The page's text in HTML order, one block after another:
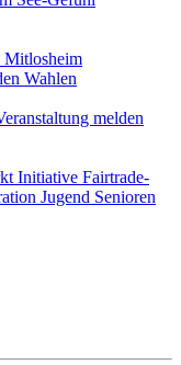
Mitlosheim
Wahlen
melden
Initiative Fairtrade-
Jugend Senioren